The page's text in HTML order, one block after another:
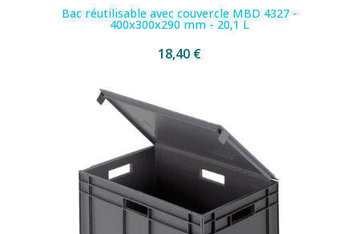
Bac réutilisable avec couvercle MBD 4327 -
400x300x290 mm - 20,1 L
18,40 €